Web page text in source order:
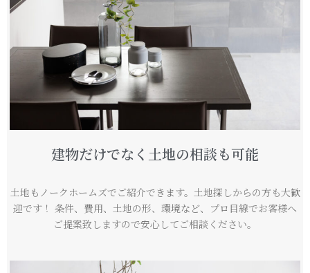
建物だけでなく土地の相談も可能
土地もノークホームズでご紹介できます。土地探しからの方も大歓
迎です！ 条件、費用、土地の形、環境など、プロ目線でお客様へ
ご提案致しますので安心してご相談ください。